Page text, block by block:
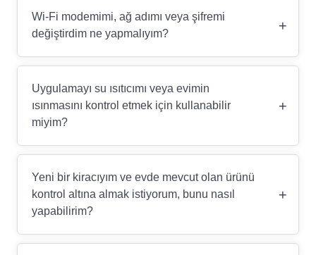
Wi-Fi modemimi, ağ adımı veya şifremi
değiştirdim ne yapmalıyım?
+
Uygulamayı su ısıtıcımı veya evimin
ısınmasını kontrol etmek için kullanabilir
miyim?
+
Yeni bir kiracıyım ve evde mevcut olan ürünü
kontrol altına almak istiyorum, bunu nasıl
yapabilirim?
+